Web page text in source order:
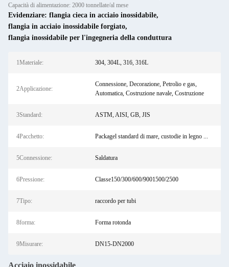
Capacità di alimentazione: 2000 tonnellate/al mese
Evidenziare: flangia cieca in acciaio inossidabile,
flangia in acciaio inossidabile forgiato,
flangia inossidabile per l'ingegneria della conduttura
1Materiale: 304, 304L, 316, 316L
2Applicazione:
Connessione, Decorazione, Petrolio e gas,
Automatica, Costruzione navale, Costruzione
3Standard: ASTM, AISI, GB, JIS
4Pacchetto: Packagel standard di mare, custodie in legno ...
5Connessione: Saldatura
6Pressione: Classe150/300/600/9001500/2500
7Tipo: raccordo per tubi
8forma: Forma rotonda
9Misurare: DN15-DN2000
Acciaio inossidabile